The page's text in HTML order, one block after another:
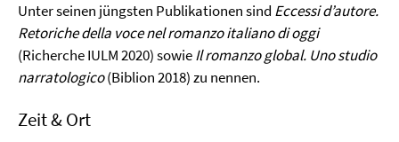
Unter seinen jüngsten Publikationen sind Eccessi d’autore.
Retoriche della voce nel romanzo italiano di oggi
(Richerche IULM 2020) sowieIl romanzo global. Uno studio
narratologico(Biblion 2018) zu nennen.
Zeit & Ort